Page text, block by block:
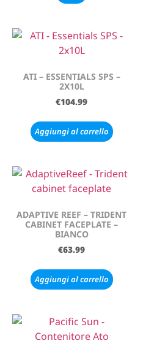
ATI – ESSENTIALS SPS –
2X10L
€104.99
Aggiungi al carrello
ADAPTIVE REEF – TRIDENT
CABINET FACEPLATE –
BIANCO
€63.99
Aggiungi al carrello